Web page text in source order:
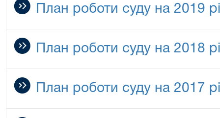
План роботи суду на 2019
План роботи суду на 2018
План роботи суду на 2017